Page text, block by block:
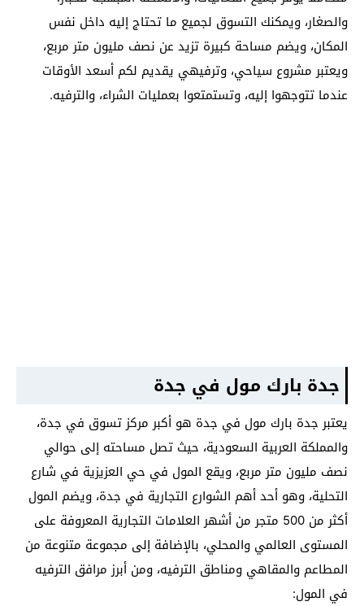
والصغار، ويمكنك التسوق لجميع ما تحتاج إليه داخل نفس
المكان، ويضم مساحة كبيرة تزيد عن نصف مليون متر مربع،
ويعتبر مشروع سياحي، وترفيهي يقديم لكم أسعد الأوقات
عندما تتوجهوا إليه، وتستمتعوا بعمليات الشراء، والترفيه.
جدة بارك مول في جدة
يعتبر جدة بارك مول في جدة هو أكبر مركز تسوق في جدة،
والمملكة العربية السعودية، حيث تصل مساحته إلى حوالي
نصف مليون متر مربع، ويقع المول في حي العزيزية في شارع
التحلية، وهو أحد أهم الشوارع التجارية في جدة، ويضم المول
أكثر من 500 متجر من أشهر العلامات التجارية المعروفة على
المستوى العالمي والمحلي، بالإضافة إلى مجموعة متنوعة من
المطاعم والمقاهي ومناطق الترفيه، ومن أبرز مرافق الترفيه
في المول: